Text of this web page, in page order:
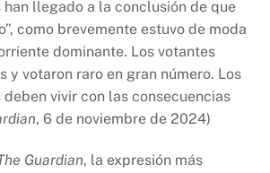
han llegado a la conclusión de que
como brevemente estuvo de moda
dominante. Los votantes
y votaron raro en gran número. Los
vivir con las consecuencias
, 6 de noviembre de 2024)
Guardian, la expresión más